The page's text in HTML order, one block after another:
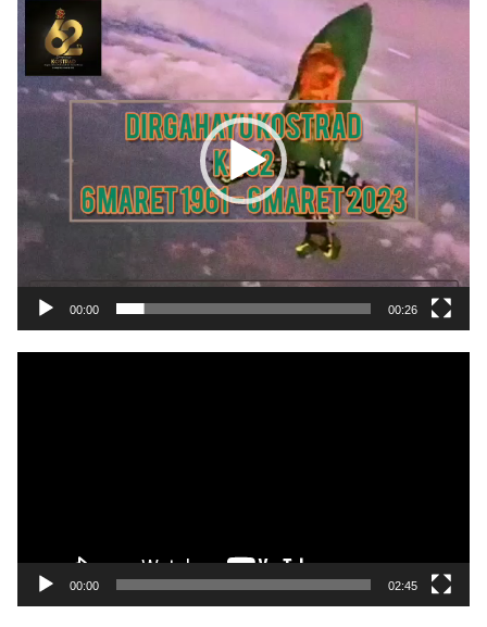
Video
00:00 00:26
00:00 02:45